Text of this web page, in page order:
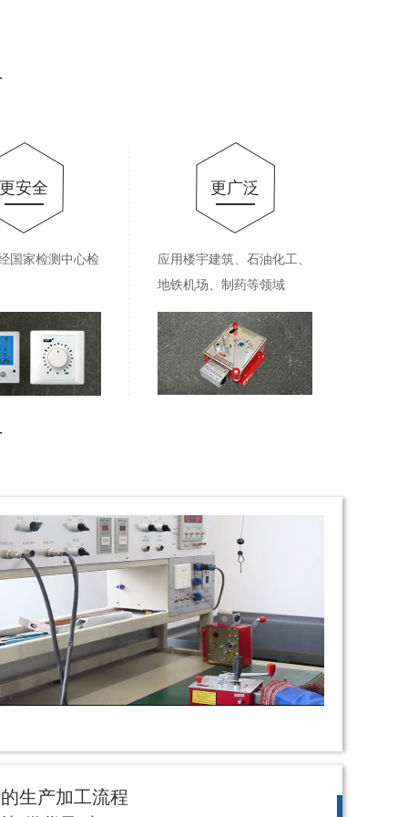
安全
国家检测中心检
更广泛
应用楼宇建筑、石油化工、
地铁机场、制药等领域
生产加工流程